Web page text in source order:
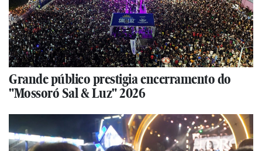
Grande público prestigia encerramento do
"Mossoró Sal & Luz" 2026